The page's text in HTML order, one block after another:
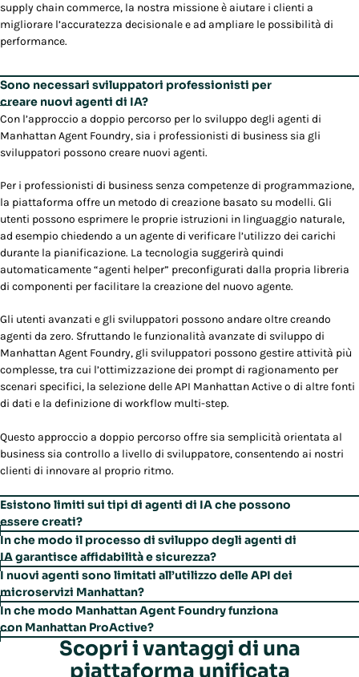
supply chain commerce, la nostra missione è aiutare i clienti a
migliorare l’accuratezza decisionale e ad ampliare le possibilità di
performance.
Sono necessari sviluppatori professionisti per
creare nuovi agenti di IA?
Con l’approccio a doppio percorso per lo sviluppo degli agenti di
Manhattan Agent Foundry, sia i professionisti di business sia gli
sviluppatori possono creare nuovi agenti.
Per i professionisti di business senza competenze di programmazione,
la piattaforma offre un metodo di creazione basato su modelli. Gli
utenti possono esprimere le proprie istruzioni in linguaggio naturale,
ad esempio chiedendo a un agente di verificare l’utilizzo dei carichi
durante la pianificazione. La tecnologia suggerirà quindi
automaticamente “agenti helper” preconfigurati dalla propria libreria
di componenti per facilitare la creazione del nuovo agente.
Gli utenti avanzati e gli sviluppatori possono andare oltre creando
agenti da zero. Sfruttando le funzionalità avanzate di sviluppo di
Manhattan Agent Foundry, gli sviluppatori possono gestire attività più
complesse, tra cui l’ottimizzazione dei prompt di ragionamento per
scenari specifici, la selezione delle API Manhattan Active o di altre fonti
di dati e la definizione di workflow multi-step.
Questo approccio a doppio percorso offre sia semplicità orientata al
business sia controllo a livello di sviluppatore, consentendo ai nostri
clienti di innovare al proprio ritmo.
Esistono limiti sui tipi di agenti di IA che possono
essere creati?
A differenza di molti fornitori di soluzioni, Manhattan non limita le
capacità di creazione degli agenti di IA ad applicazioni semplici, come
chatbot o agenti basati su query. Con Manhattan Agent Foundry, i
clienti possono creare agenti basati su workflow, progettati per gestire
attività complesse.
Il framework di agentic AI all’interno della Manhattan Active Platform
sfrutta microservizi e un motore di orchestrazione per garantire che i
nuovi agenti operino in modo sicuro all’interno delle nostre soluzioni.
In che modo il processo di sviluppo degli agenti di
IA garantisce affidabilità e sicurezza?
Manhattan Agent Foundry pone affidabilità e sicurezza al centro.
Salvaguardie e controlli multilivello vengono applicati
automaticamente lungo l’intero processo di sviluppo degli agenti di IA.
Queste misure sono configurate da amministratori e sviluppatori,
garantendo il controllo e la fiducia di livello enterprise necessari per
scalare gli agenti in modo efficace.
I nuovi agenti sono limitati all’utilizzo delle API dei
microservizi Manhattan?
I Manhattan Active Agents pronti per l’implementazione, così come gli
agenti personalizzati, utilizzano numerosi strumenti per svolgere il
proprio lavoro. Tra questi vi sono le API delle soluzioni Manhattan
Active, richiamate per accedere e manipolare i dati o controllare i
In che modo Manhattan Agent Foundry funziona
con Manhattan ProActive?
Manhattan Agent Foundry e Manhattan ProActive sono strumenti
complementari inclusi in tutte le soluzioni Manhattan Active. Agent
Scopri i vantaggi di una
piattaforma unificata